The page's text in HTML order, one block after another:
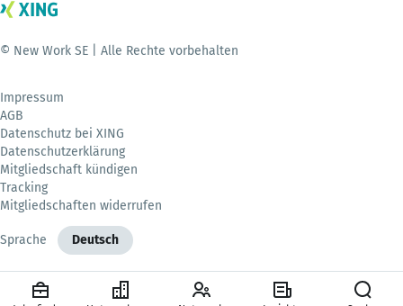
© New Work SE | Alle Rechte vorbehalten
Impressum
AGB
Datenschutz bei XING
Datenschutzerklärung
Mitgliedschaft kündigen
Tracking
Mitgliedschaften widerrufen
Sprache Deutsch